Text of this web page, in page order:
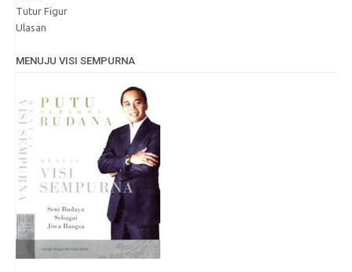
Tutur Figur
Ulasan
MENUJU VISI SEMPURNA